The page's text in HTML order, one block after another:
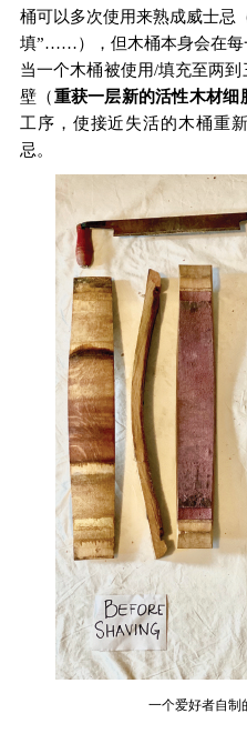
桶可以多次使用来熟成威士忌
填”……），但木桶本身会在每
当一个木桶被使用/填充至两
壁（重获一层新的活性木材细
工序，使接近失活的木桶重
忌。
一个爱好者自制